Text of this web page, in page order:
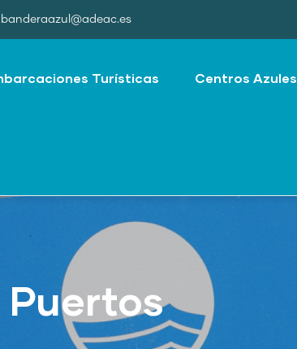
banderaazul@adeac.es
Turísticas Centros Azules